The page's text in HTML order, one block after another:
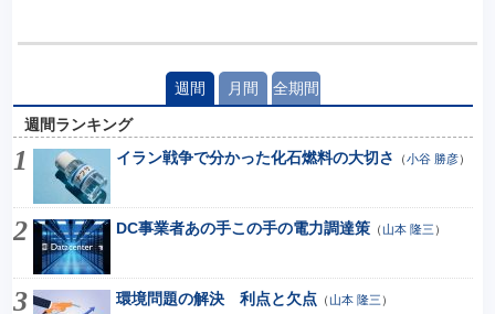
週間 月間 全期間
週間ランキング
イラン戦争で分かった化石燃料の大切さ
（小谷 勝彦）
DC事業者あの手この手の電力調達策（山本 隆三 ）
環境問題の解決 利点と欠点 （山本 隆三 ）